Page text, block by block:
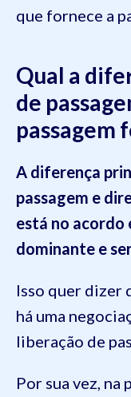
que fornece a
Qual a
de
passagem
A diferença
passagem e
está no acordo
dominante e
Isso quer dizer
há uma
liberação de
Por sua vez, na